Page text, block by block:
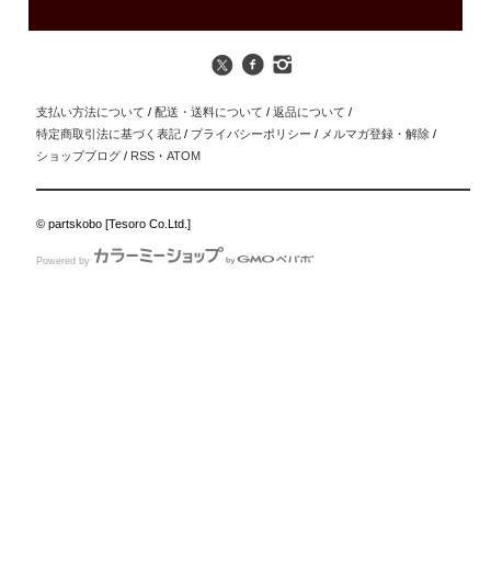
支払い方法について / 配送・送料について / 返品について /
特定商取引法に基づく表記 / プライバシーポリシー / メルマガ登録・解除 /
ショップブログ / RSS ・ATOM
© partskobo [Tesoro Co.Ltd.]
Powered by